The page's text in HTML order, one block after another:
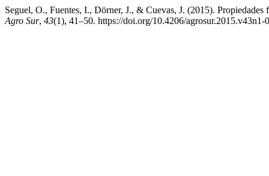
Seguel, O., Fuentes, I., Dörner, J., & Cuevas, J. (2015).
Agro Sur, 43(1), 41–50. https://doi.org/10.4206/agrosur.2015.v43n1-